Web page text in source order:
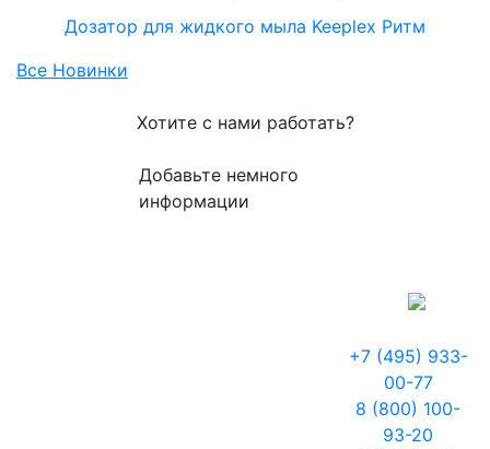
Дозатор для жидкого мыла Keeplex Ритм
Все Новинки
Хотите с нами работать?
Добавьте немного
информации
+7 (495) 933-
00-77
8 (800) 100-
93-20